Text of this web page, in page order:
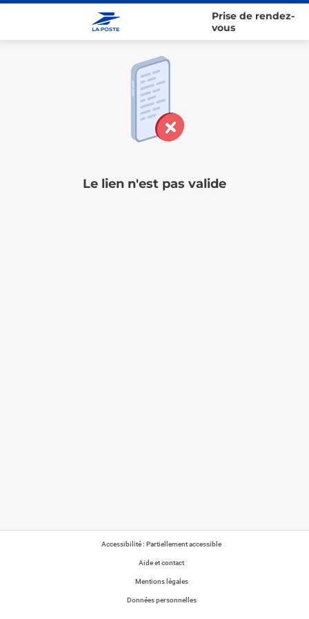
Prise de rendez-
vous
Le lien n'est pas valide
Accessibilité : Partiellement accessible
Aide et contact
Mentions légales
Données personnelles